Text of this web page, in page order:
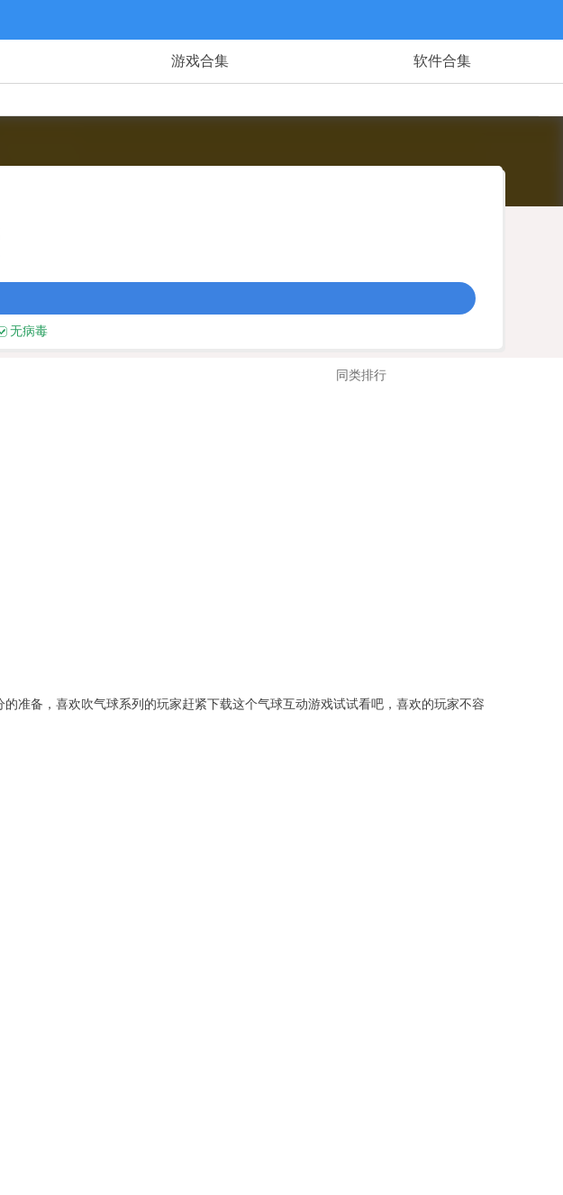
游戏合集 软件合集
无病毒
同类排行
准备，喜欢吹气球系列的玩家赶紧下载这个气球互动游戏试试看吧，喜欢的玩家不容